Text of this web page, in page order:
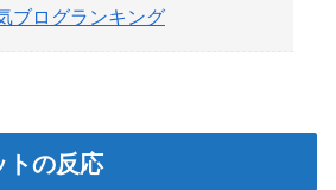
ブログランキング
トの反応